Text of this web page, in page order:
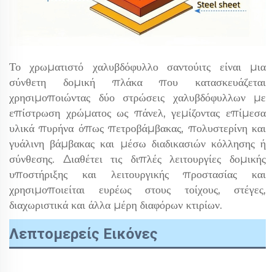
Το χρωματιστό χαλυβδόφυλλο σαντούιτς είναι μια
σύνθετη δομική πλάκα που κατασκευάζεται
χρησιμοποιώντας δύο στρώσεις χαλυβδόφυλλων με
επίστρωση χρώματος ως πάνελ, γεμίζοντας επίμεσα
υλικά πυρήνα όπως πετροβάμβακας, πολυστερίνη και
γυάλινη βάμβακας και μέσω διαδικασιών κόλλησης ή
σύνθεσης. Διαθέτει τις διπλές λειτουργίες δομικής
υποστήριξης και λειτουργικής προστασίας και
χρησιμοποιείται ευρέως στους τοίχους, στέγες,
διαχωριστικά και άλλα μέρη διαφόρων κτιρίων.
Λεπτομερείς Εικόνες